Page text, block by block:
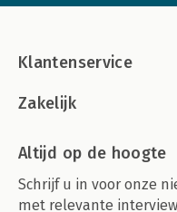
Klantenservice
Zakelijk
Altijd op de hoogte
Schrijf u in voor onze
met relevante